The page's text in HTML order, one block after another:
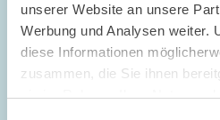
unserer Website an unsere
Werbung und Analysen weiter.
diese Informationen
zusammen, die Sie ihnen
sie im Rahmen Ihrer Nutzung
Mehr Flexibilität ist
besser: Die ETS-Reform
nicht entkernen //